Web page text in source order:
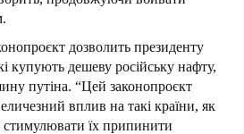
дозволить президенту
купують дешеву російську нафту,
путіна. “Цей законопроєкт
вплив на такі країни, як
стимулювати їх припинити